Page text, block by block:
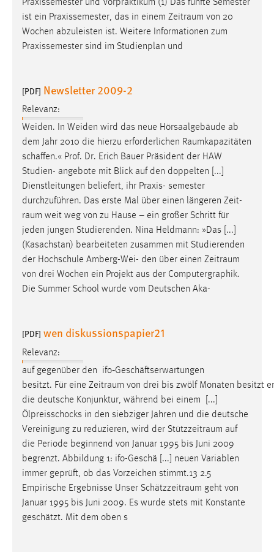
Praxissemester und Vorpraktikum (1) Das fünfte Semester
ist ein Praxissemester, das in einem Zeitraum von 20
Wochen abzuleisten ist. Weitere Informationen zum
Praxissemester sind im Studienplan und
[PDF] Newsletter 2009-2
Relevanz:
Weiden. In Weiden wird das neue Hörsaalgebäude ab
dem Jahr 2010 die hierzu erforderlichen Raumkapazitäten
schaffen.« Prof. Dr. Erich Bauer Präsident der HAW
Studien- angebote mit Blick auf den doppelten [...]
Dienstleitungen beliefert, ihr Praxis- semester
durchzuführen. Das erste Mal über einen längeren Zeit-
raum weit weg von zu Hause – ein großer Schritt für
jeden jungen Studierenden. Nina Heldmann: »Das [...]
(Kasachstan) bearbeiteten zusammen mit Studierenden
der Hochschule Amberg-Wei- den über einen Zeitraum
von drei Wochen ein Projekt aus der Computergraphik.
Die Summer School wurde vom Deutschen Aka-
[PDF] wen diskussionspapier21
Relevanz:
auf gegenüber den ifo‐Geschäftserwartungen
besitzt. Für eine Zeitraum von drei bis zwölf Monaten besitzt
die deutsche Konjunktur, während bei einem [...]
Ölpreisschocks in den siebziger Jahren und die deutsche
Vereinigung zu reduzieren, wird der Stützzeitraum auf
die Periode beginnend von Januar 1995 bis Juni 2009
begrenzt. Abbildung 1: ifo-Geschä [...] neuen Variablen
immer geprüft, ob das Vorzeichen stimmt.13 2.5
Empirische Ergebnisse Unser Schätzzeitraum geht von
Januar 1995 bis Juni 2009. Es wurde stets mit Konstante
geschätzt. Mit dem oben s
Performance
Zweck:
Für performante Seitenauslieferung wird in diesem Cookie
gespeichert, ob man eingeloggt ist.
Sprachpräferenz
Name:
site-language-preference
Zweck:
Das Cookie speichert die gewählte Sprache der Website.
Cookie Laufzeit:
30 Tage
Name:
MibewSessionID, MIBEW_UserID, mibew_locale, mibew-
chat-frame-style-5e9dbeb1811c0446
Zweck:
Wird benötigt um die Chatfunktion nutzen zu können.
Cookie Laufzeit:
5e9dbeb1811c0446 = Sitzungslaufzeit, mibew_locale = 3
Jahre, MIBEW_UserID = 1 Jahr
Login
Name: